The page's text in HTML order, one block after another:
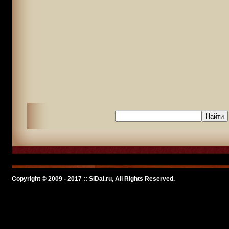
Copyright © 2009 - 2017 :: SlDal.ru, All Rights Reserved.